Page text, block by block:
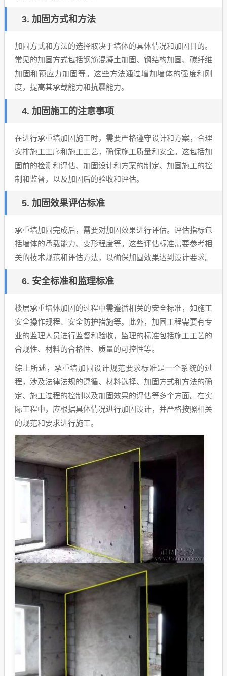
3. 加固方式和方法
加固方式和方法的选择取决于墙体的具体情况和加固目的。
常见的加固方式包括钢筋混凝土加固、钢结构加固、碳纤维
加固和预应力加固等。这些方法通过增加墙体的强度和刚
度，提高其承载能力和抗震能力。
4. 加固施工的注意事项
在进行承重墙加固施工时，需要严格遵守设计和方案，合理
安排施工工序和施工工艺，确保施工质量和安全。这包括加
固前的检测和评估、加固设计和方案的制定、加固施工的控
制和监督，以及加固后的验收和评估。
5. 加固效果评估标准
承重墙加固完成后，需要对加固效果进行评估。评估指标包
括墙体的承载能力、变形程度等。这些评估标准需要参考相
关的技术规范和评估方法，以确保加固效果达到设计要求。
6. 安全标准和监理标准
楼层承重墙体加固的过程中需遵循相关的安全标准，如施工
安全操作规程、安全防护措施等。此外，加固工程需要有专
业的监理人员进行监督和验收，监理的标准包括施工工艺的
合规性、材料的合格性、质量的可控性等。
综上所述，承重墙加固设计规范要求标准是一个系统的过
程，涉及法律法规的遵循、材料选择、加固方式和方法的确
定、施工过程的控制以及加固效果的评估等多个方面。在实
际工程中，应根据具体情况进行加固设计，并严格按照相关
的规范和要求进行施工。